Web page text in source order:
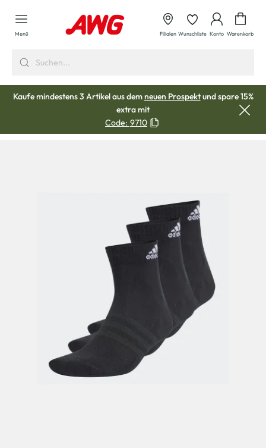
springen
Menü Filialen Wunschliste Konto Warenkorb
Kaufe mindestens 3 Artikel aus demneuen Prospektund spare 15%
extra mit
Code: 9710